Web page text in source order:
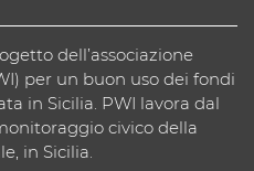
dell’associazione
per un buon uso dei fondi
in Sicilia. PWI lavora dal
civico della
in Sicilia.